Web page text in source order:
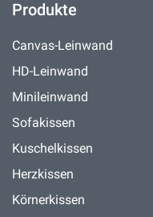
Produkte
Canvas-Leinwand
HD-Leinwand
Minileinwand
Sofakissen
Kuschelkissen
Herzkissen
Körnerkissen